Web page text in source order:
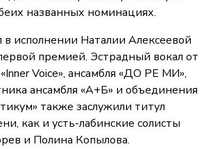
названных номинациях.
исполнении Наталии Алексеевой
премией. Эстрадный вокал от
Voice», ансамбля «ДО РЕ МИ»,
ансамбля «А+Б» и объединения
также заслужили титул
как и усть-лабинские солисты
и Полина Копылова.